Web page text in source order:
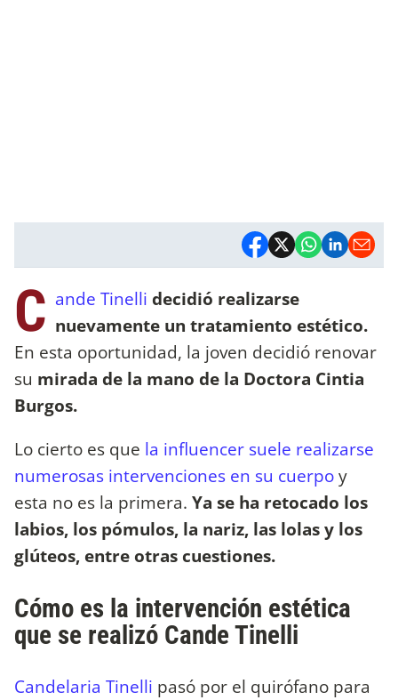
C ande Tinelli decidió realizarse
nuevamente un tratamiento estético.
En esta oportunidad, la joven decidió renovar
su mirada de la mano de la Doctora Cintia
Burgos.
Lo cierto es que la influencer suele realizarse
numerosas intervenciones en su cuerpoy
esta no es la primera. Ya se ha retocado los
labios, los pómulos, la nariz, las lolas y los
glúteos, entre otras cuestiones.
Cómo es la intervención estética
que se realizó Cande Tinelli
Candelaria Tinelli pasó por el quirófano para